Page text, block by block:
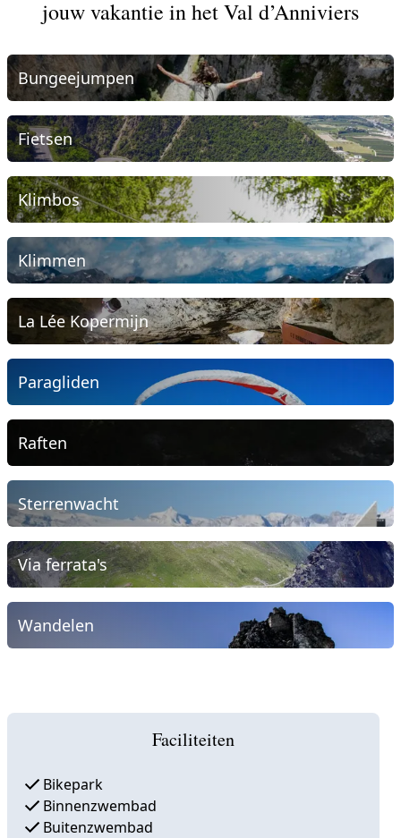
jouw vakantie in het Val d’Anniviers
Bungeejumpen
Fietsen
Klimbos
Klimmen
La Lée Kopermijn
Paragliden
Raften
Sterrenwacht
Via ferrata's
Wandelen
Faciliteiten
Bikepark
Binnenzwembad
Buitenzwembad